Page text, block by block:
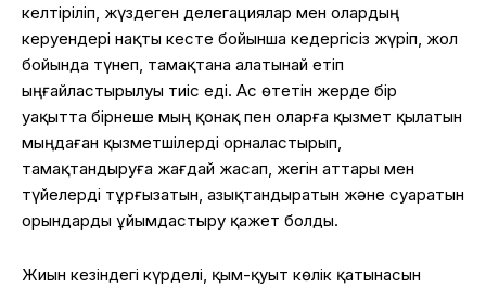
келтіріліп, жүздеген делегациялар мен олардың
керуендері нақты кесте бойынша кедергісіз жүріп, жол
бойында түнеп, тамақтана алатынай етіп
ыңғайластырылуы тиіс еді. Ас өтетін жерде бір
уақытта бірнеше мың қонақ пен оларға қызмет қылатын
мыңдаған қызметшілерді орналастырып,
тамақтандыруға жағдай жасап, жегін аттары мен
түйелерді тұрғызатын, азықтандыратын және суаратын
орындарды ұйымдастыру қажет болды.
Жиын кезіндегі күрделі, қым-қуыт көлік қатынасын